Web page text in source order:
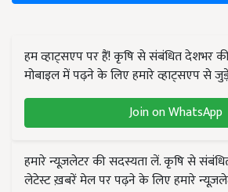
हम व्हाट्सएप पर हैं! कृषि से संबंधित देशभर
मोबाइल में पढ़ने के लिए हमारे व्हाट्सएप से
Join on WhatsApp
हमारे न्यूज़लेटर की सदस्यता लें. कृषि से
लेटेस्ट ख़बरें मेल पर पढ़ने के लिए हमारे